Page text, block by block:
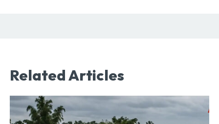
Related Articles